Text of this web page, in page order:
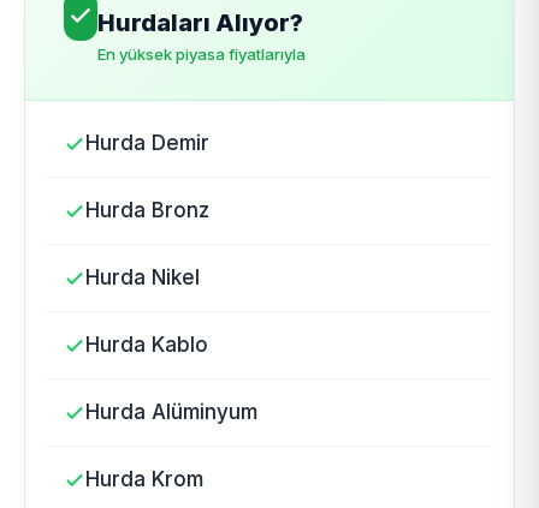
Hurdaları Alıyor?
En yüksek piyasa fiyatlarıyla
Hurda Demir
Hurda Bronz
Hurda Nikel
Hurda Kablo
Hurda Alüminyum
Hurda Krom